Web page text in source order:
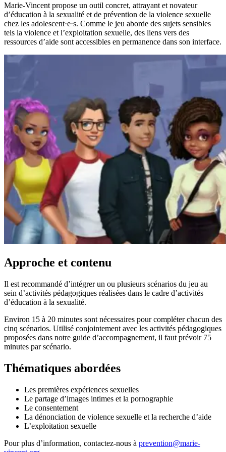
Marie-Vincent propose un outil concret, attrayant et novateur
d’éducation à la sexualité et de prévention de la violence sexuelle
chez les adolescent·e·s. Comme le jeu aborde des sujets sensibles
tels la violence et l’exploitation sexuelle, des liens vers des
ressources d’aide sont accessibles en permanence dans son interface.
Approche et contenu
Il est recommandé d’intégrer un ou plusieurs scénarios du jeu au
sein d’activités pédagogiques réalisées dans le cadre d’activités
d’éducation à la sexualité.
Environ 15 à 20 minutes sont nécessaires pour compléter chacun des
cinq scénarios. Utilisé conjointement avec les activités pédagogiques
proposées dans notre guide d’accompagnement, il faut prévoir 75
minutes par scénario.
Thématiques abordées
Les premières expériences sexuelles
Le partage d’images intimes et la pornographie
Le consentement
La dénonciation de violence sexuelle et la recherche d’aide
L’exploitation sexuelle
Pour plus d’information, contactez-nous à prevention@marie-